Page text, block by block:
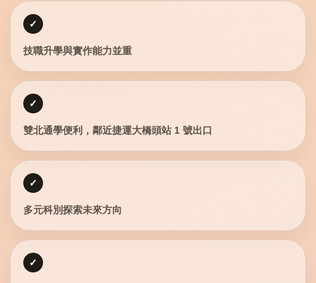
✓
技職升學與實作能力並重
✓
雙北通學便利，鄰近捷運大橋頭站 1 號出口
✓
多元科別探索未來方向
✓